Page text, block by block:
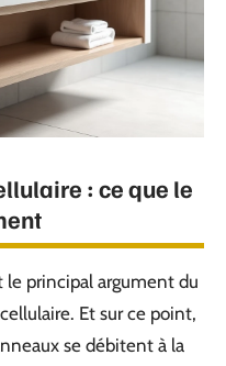
: ce que le
le principal argument du
Et sur ce point,
se débitent à la